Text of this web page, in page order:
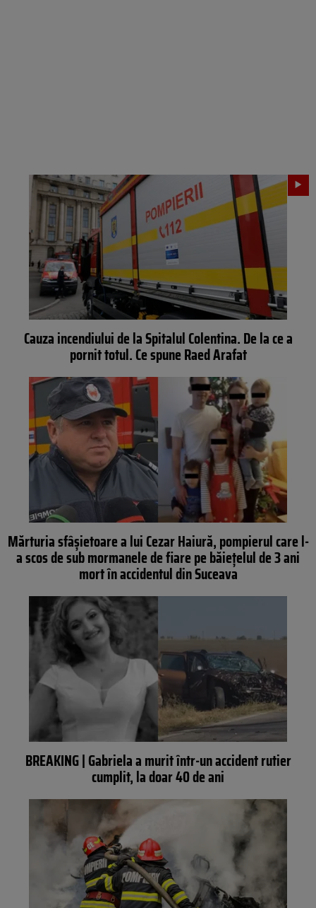
Cauza incendiului de la Spitalul Colentina. De la ce a
pornit totul. Ce spune Raed Arafat
Mărturia sfâșietoare a lui Cezar Haiură, pompierul care l-
a scos de sub mormanele de fiare pe băiețelul de 3 ani
mort în accidentul din Suceava
BREAKING | Gabriela a murit într-un accident rutier
cumplit, la doar 40 de ani